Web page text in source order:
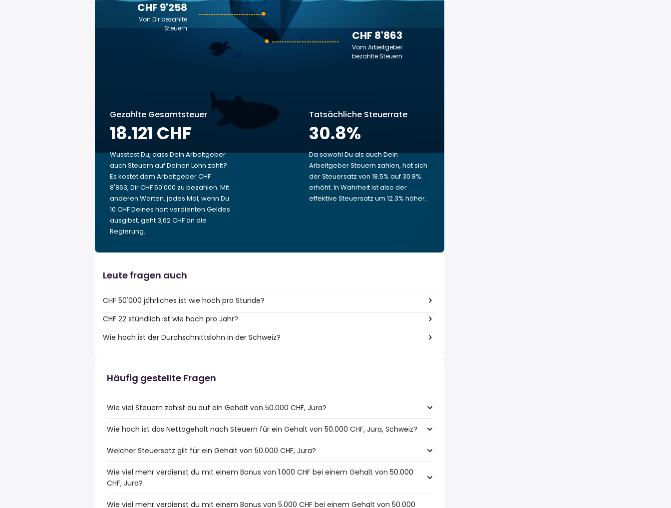
CHF 8'863
Vom Arbeitgeber
bezahlte Steuern
CHF 9'258
Von Dir bezahlte
Steuern
Gezahlte Gesamtsteuer
18.121 CHF
Wusstest Du, dass Dein Arbeitgeber
auch Steuern auf Deinen Lohn zahlt?
Es kostet dem Arbeitgeber CHF
8'863, Dir CHF 50'000 zu bezahlen. Mit
anderen Worten, jedes Mal, wenn Du
10 CHF Deines hart verdienten Geldes
ausgibst, geht 3,62 CHF an die
Regierung.
Tatsächliche Steuerrate
30.8%
Da sowohl Du als auch Dein
Arbeitgeber Steuern zahlen, hat sich
der Steuersatz von 18.5% auf 30.8%
erhöht. In Wahrheit ist also der
effektive Steuersatz um 12.3% höher.
Leute fragen auch
CHF 50'000 jährliches ist wie hoch pro Stunde?
CHF 22 stündlich ist wie hoch pro Jahr?
Wie hoch ist der Durchschnittslohn in der Schweiz?
Häufig gestellte Fragen
Wie viel Steuern zahlst du auf ein Gehalt von 50.000 CHF, Jura?
Wie hoch ist das Nettogehalt nach Steuern für ein Gehalt von 50.000 CHF, Jura, Schweiz?
Welcher Steuersatz gilt für ein Gehalt von 50.000 CHF, Jura?
Wie viel mehr verdienst du mit einem Bonus von 1.000 CHF bei einem Gehalt von 50.000
CHF, Jura?
Wie viel mehr verdienst du mit einem Bonus von 5.000 CHF bei einem Gehalt von 50.000